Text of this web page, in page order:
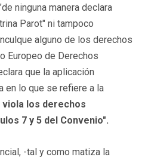
ninguna manera declara
Parot" ni tampoco
alguno de los derechos
Europeo de Derechos
que la aplicación
en lo que se refiere a la
viola los derechos
7 y 5 del Convenio".
-tal y como matiza la